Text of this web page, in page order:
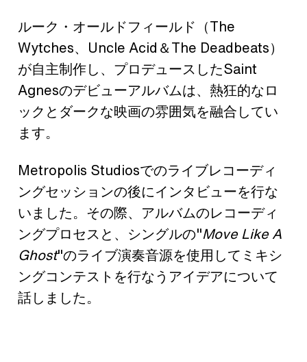
ルーク・オールドフィールド（The
Wytches、Uncle Acid＆The Deadbeats）
が自主制作し、プロデュースしたSaint
Agnesのデビューアルバムは、熱狂的なロ
ックとダークな映画の雰囲気を融合してい
ます。
Metropolis Studiosでのライブレコーディ
ングセッションの後にインタビューを行な
いました。その際、アルバムのレコーディ
ングプロセスと、シングルの"Move Like A
Ghost"のライブ演奏音源を使用してミキシ
ングコンテストを行なうアイデアについて
話しました。